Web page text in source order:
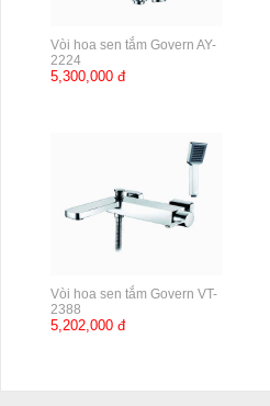
Vòi hoa sen tắm Govern AY-
2224
5,300,000 đ
Vòi hoa sen tắm Govern VT-
2388
5,202,000 đ